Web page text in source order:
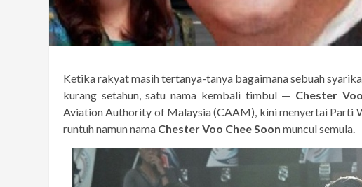
Ketika rakyat masih tertanya-tanya bagaimana sebuah
kurang setahun, satu nama kembali timbul — Chester
Aviation Authority of Malaysia (CAAM), kini menyertai Parti
runtuh namun nama Chester Voo Chee Soon muncul semula.